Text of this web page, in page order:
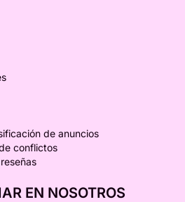
de anuncios
conflictos
EN NOSOTROS